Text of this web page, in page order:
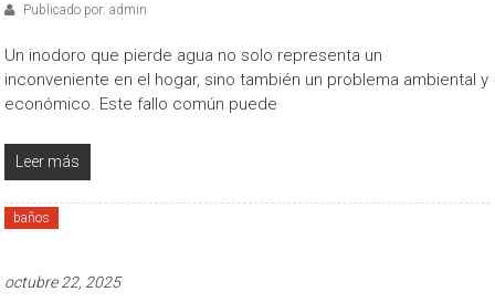
Publicado por: admin
Un inodoro que pierde agua no solo representa un
inconveniente en el hogar, sino también un problema ambiental y
económico. Este fallo común puede
Leer más
baños
octubre 22, 2025